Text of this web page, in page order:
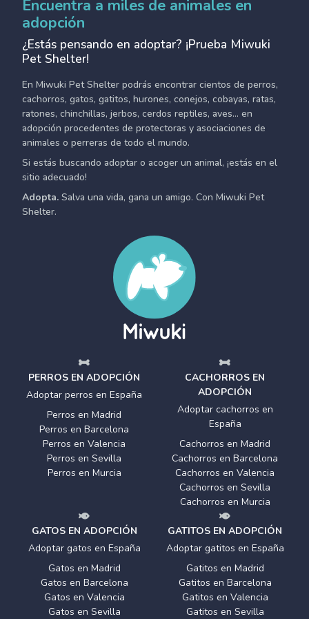
Encuentra a miles de animales en
adopción
¿Estás pensando en adoptar? ¡Prueba Miwuki
Pet Shelter!
En Miwuki Pet Shelter podrás encontrar cientos de perros,
cachorros, gatos, gatitos, hurones, conejos, cobayas, ratas,
ratones, chinchillas, jerbos, cerdos reptiles, aves... en
adopción procedentes de protectoras y asociaciones de
animales o perreras de todo el mundo.
Si estás buscando adoptar o acoger un animal, ¡estás en el
sitio adecuado!
Adopta. Salva una vida, gana un amigo. Con Miwuki Pet
Shelter.
PERROS EN ADOPCIÓN
Adoptar perros en España
Perros en Madrid
Perros en Barcelona
Perros en Valencia
Perros en Sevilla
Perros en Murcia
CACHORROS EN
ADOPCIÓN
Adoptar cachorros en
España
Cachorros en Madrid
Cachorros en Barcelona
Cachorros en Valencia
Cachorros en Sevilla
Cachorros en Murcia
GATOS EN ADOPCIÓN
Adoptar gatos en España
Gatos en Madrid
Gatos en Barcelona
Gatos en Valencia
Gatos en Sevilla
GATITOS EN ADOPCIÓN
Adoptar gatitos en España
Gatitos en Madrid
Gatitos en Barcelona
Gatitos en Valencia
Gatitos en Sevilla